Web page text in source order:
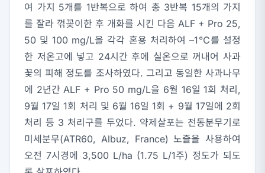
여 가지 5개를 1반복으로 하여 총 3반복 15개의 가지
를 잘라 꺾꽂이한 후 개화를 시킨 다음 ALF + Pro 25,
50 및 100 mg/L을 각각 혼용 처리하여 –1℃를 설정
한 저온고에 넣고 24시간 후에 실온으로 꺼내어 사과
꽃의 피해 정도를 조사하였다. 그리고 동일한 사과나무
에 2년간 ALF + Pro 50 mg/L을 6월 16일 1회 처리,
9월 17일 1회 처리 및 6월 16일 1회 + 9월 17일에 2회
처리 등 3 처리구를 두었다. 약제살포는 전동분무기로
미세분무(ATR60, Albuz, France) 노즐을 사용하여
오전 7시경에 3,500 L/ha (1.75 L/1주) 정도가 되도